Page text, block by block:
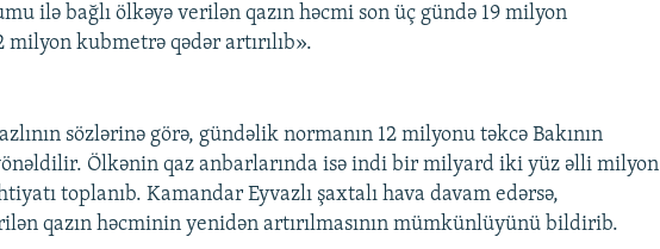
ilə bağlı ölkəyə verilən qazın həcmi son üç gündə 19 milyon
kubmetrə qədər artırılıb».
sözlərinə görə, gündəlik normanın 12 milyonu təkcə Bakının
Ölkənin qaz anbarlarında isə indi bir milyard iki yüz əlli milyon
toplanıb. Kamandar Eyvazlı şaxtalı hava davam edərsə,
qazın həcminin yenidən artırılmasının mümkünlüyünü bildirib.